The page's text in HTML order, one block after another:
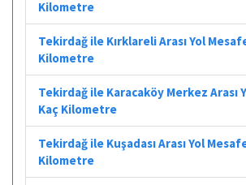
Kilometre
Tekirdağ ile Kırklareli Arası Yol
Kilometre
Tekirdağ ile Karacaköy Merkez Arası
Kaç Kilometre
Tekirdağ ile Kuşadası Arası Yol
Kilometre